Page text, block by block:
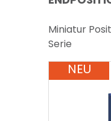
Miniatur
Serie
NEU